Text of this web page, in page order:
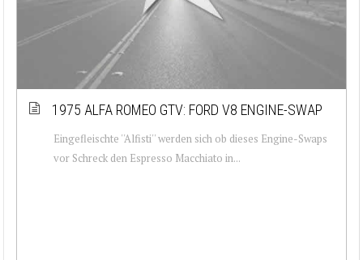
1975 ALFA ROMEO GTV: FORD V8 ENGINE-SWAP
Eingefleischte ''Alfisti'' werden sich ob dieses Engine-Swaps
vor Schreck den Espresso Macchiato in...